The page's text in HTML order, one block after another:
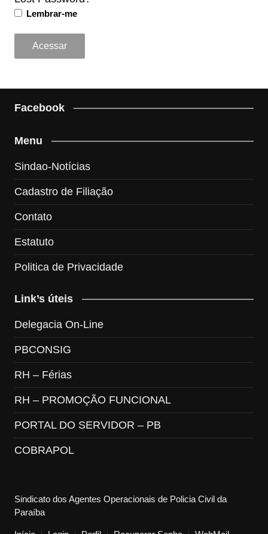
Lembrar-me
Facebook
Menu
Sindao-Notícias
Cadastro de Filiação
Contato
Estatuto
Politica de Privacidade
Link’s úteis
Delegacia On-Line
PBCONSIG
RH – Férias
RH – PROMOÇÃO FUNCIONAL
PORTAL DO SERVIDOR – PB
COBRAPOL
Sindicato dos Agentes Operacionais de Policia Civil da
Paraíba